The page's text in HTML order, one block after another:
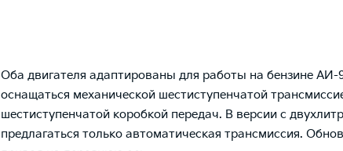
Оба двигателя адаптированы для работы на бензине
оснащаться механической шестиступенчатой
шестиступенчатой коробкой передач. В версии с
предлагаться только автоматическая трансмиссия.